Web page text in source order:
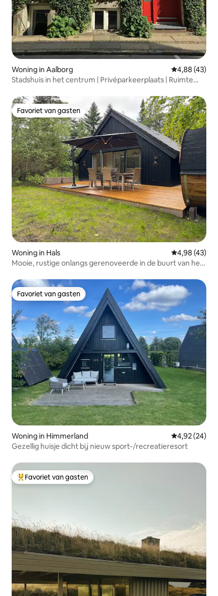
Woning in Aalborg Gemiddelde
4,88 (43)
Stadshuis in het centrum | Privéparkeerplaats | Ruimte
Favoriet van gasten
Favoriet van gasten
Woning in Hals Gemiddelde
4,98 (43)
Mooie, rustige onlangs gerenoveerde in de buurt van het
Favoriet van gasten
Favoriet van gasten
Woning in Himmerland Gemiddelde
4,92 (24)
Gezellig huisje dicht bij nieuw sport-/recreatieresort
Topfavoriet van gasten
Favoriet van gasten